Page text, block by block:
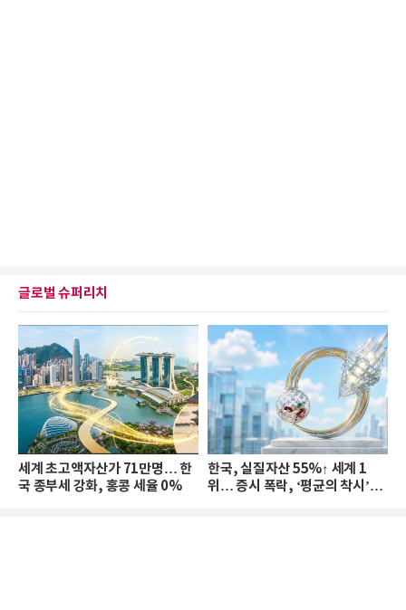
글로벌 슈퍼리치
세계 초고액자산가 71만명… 한
국 종부세 강화, 홍콩 세율 0%
한국, 실질자산 55%↑ 세계 1
위… 증시 폭락, ‘평균의 착시’와